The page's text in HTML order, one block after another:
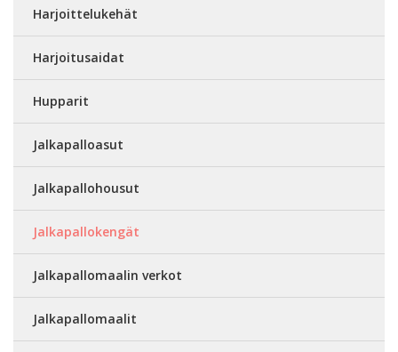
Harjoittelukehät
Harjoitusaidat
Hupparit
Jalkapalloasut
Jalkapallohousut
Jalkapallokengät
Jalkapallomaalin verkot
Jalkapallomaalit